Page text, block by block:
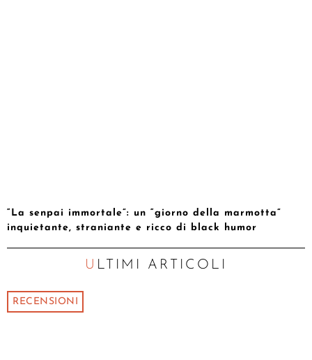
“La senpai immortale”: un “giorno della marmotta”
inquietante, straniante e ricco di black humor
ULTIMI ARTICOLI
RECENSIONI